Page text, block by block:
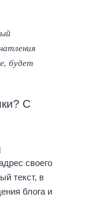
будет
С
своего
текст, в
блога и